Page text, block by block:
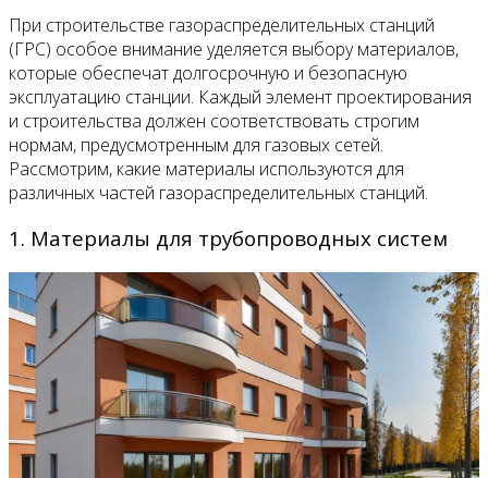
При строительстве газораспределительных станций
(ГРС) особое внимание уделяется выбору материалов,
которые обеспечат долгосрочную и безопасную
эксплуатацию станции. Каждый элемент проектирования
и строительства должен соответствовать строгим
нормам, предусмотренным для газовых сетей.
Рассмотрим, какие материалы используются для
различных частей газораспределительных станций.
1. Материалы для трубопроводных систем